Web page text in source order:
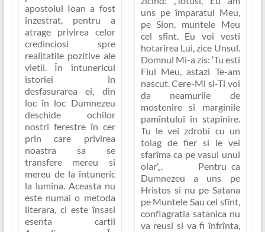
apostolul Ioan a fost
înzestrat, pentru a
atrage privirea celor
credinciosi spre
realitatile pozitive ale
vietii. În întunericul
istoriei în
desfasurarea ei, din
loc în loc Dumnezeu
deschide ochilor
nostri ferestre în cer
prin care privirea
noastra sa se
transfere mereu si
mereu de la întuneric
la lumina. Aceasta nu
este numai o metoda
literara, ci este însasi
esenta cartii
uns pe împaratul Meu,
pe Sion, muntele Meu
cel sfînt. Eu voi vesti
hotarîrea Lui, zice Unsul.
Domnul Mi-a zis: ‘Tu esti
Fiul Meu, astazi Te-am
nascut. Cere-Mi si-Ti voi
da neamurile de
mostenire si marginile
pamîntului în stapînire.
Tu le vei zdrobi cu un
toiag de fier si le vei
sfarîma ca pe vasul unui
olar’„. Pentru ca
Dumnezeu a uns pe
Hristos si nu pe Satana
pe Muntele Sau cel sfînt,
conflagratia satanica nu
va reusi si va fi înfrînta,